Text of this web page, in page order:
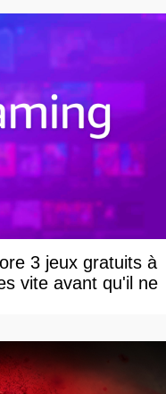
3 jeux gratuits à
vite avant qu'il ne